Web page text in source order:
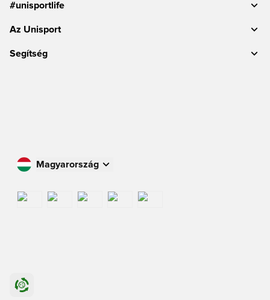
#unisportlife
Az Unisport
Segítség
Magyarország
International